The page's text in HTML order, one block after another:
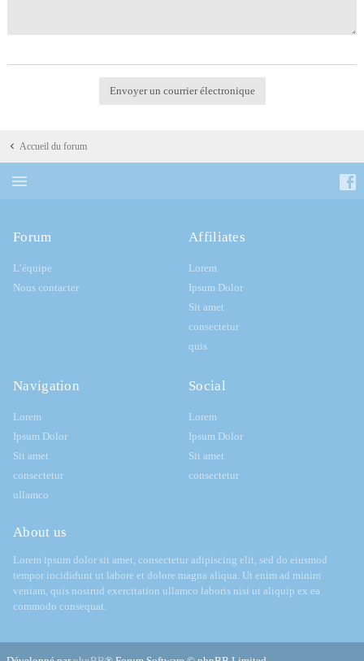
Accueil du forum
Forum
L’équipe
Nous contacter
Affiliates
Lorem
Ipsum Dolor
Sit amet
consectetur
quis
Navigation
Lorem
Ipsum Dolor
Sit amet
consectetur
ullamco
Social
Lorem
Ipsum Dolor
Sit amet
consectetur
About us
Lorem ipsum dolor sit amet, consectetur adipiscing elit, sed do eiusmod
tempor incididunt ut labore et dolore magna aliqua. Ut enim ad minim
veniam, quis nostrud exercitation ullamco laboris nisi ut aliquip ex ea
commodo consequat.